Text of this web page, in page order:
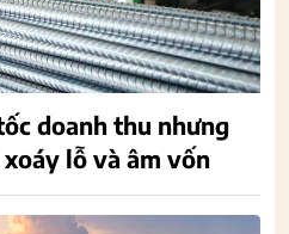
doanh thu nhưng
lỗ và âm vốn